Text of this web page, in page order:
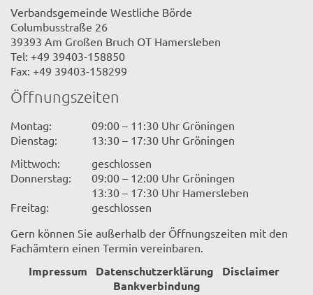
Verbandsgemeinde Westliche Börde
Columbusstraße 26
39393 Am Großen Bruch OT Hamersleben
Tel: +49 39403-158850
Fax: +49 39403-158299
Öffnungszeiten
Montag:
09:00 – 11:30 Uhr Gröningen
Dienstag:
13:30 – 17:30 Uhr Gröningen
Mittwoch:
geschlossen
Donnerstag:
09:00 – 12:00 Uhr Gröningen
13:30 – 17:30 Uhr Hamersleben
Freitag:
geschlossen
Gern können Sie außerhalb der Öffnungszeiten mit den
Fachämtern einen Termin vereinbaren.
Impressum Datenschutzerklärung
Disclaimer
Bankverbindung